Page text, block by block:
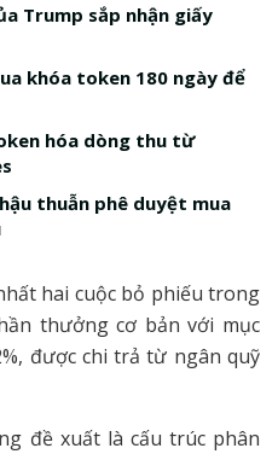
Trump sắp nhận giấy
khóa token 180 ngày để
hóa dòng thu từ
thuẫn phê duyệt mua
hai cuộc bỏ phiếu trong
thưởng cơ bản với mục
được chi trả từ ngân quỹ
đề xuất là cấu trúc phân